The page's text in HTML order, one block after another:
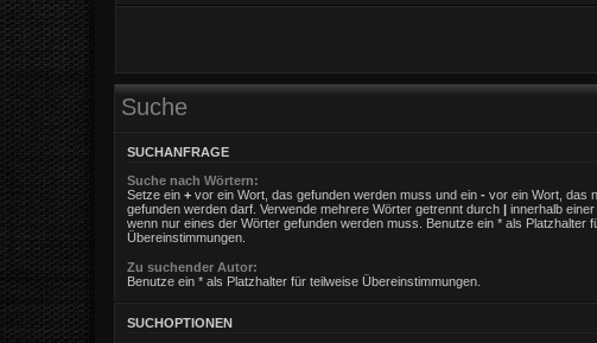
Suche
SUCHANFRAGE
Suche nach Wörtern:
Setze ein + vor ein Wort, das gefunden werden muss und ein - vor ein Wort, das
gefunden werden darf. Verwende mehrere Wörter getrennt durch | innerhalb einer
wenn nur eines der Wörter gefunden werden muss. Benutze ein * als Platzhalter
Übereinstimmungen.
Zu suchender Autor:
Benutze ein * als Platzhalter für teilweise Übereinstimmungen.
SUCHOPTIONEN